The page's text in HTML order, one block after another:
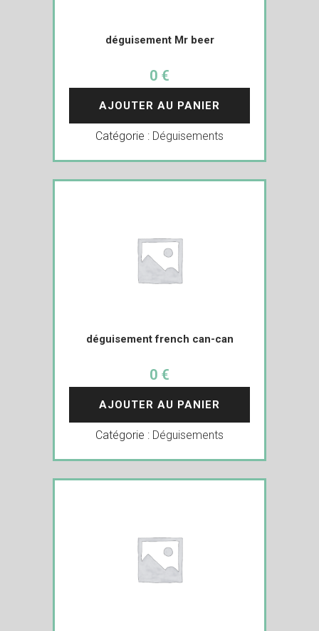
déguisement Mr beer
0 €
AJOUTER AU PANIER
Catégorie : Déguisements
déguisement french can-can
0 €
AJOUTER AU PANIER
Catégorie : Déguisements